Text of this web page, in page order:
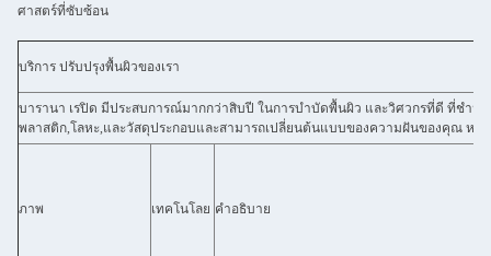
ศาสตร์ที่ซับซ้อน
บริการ ปรับปรุงพื้นผิวของเรา
บารานา เรปิด มีประสบการณ์มากกว่าสิบปี ในการบําบัดพื้นผิว และวิศวกรที่ดี ที่ชําน
พลาสติก,โลหะ,และวัสดุประกอบและสามารถเปลี่ยนต้นแบบของความฝันของคุณ หรือ
ภาพ เทคโนโลย คําอธิบาย